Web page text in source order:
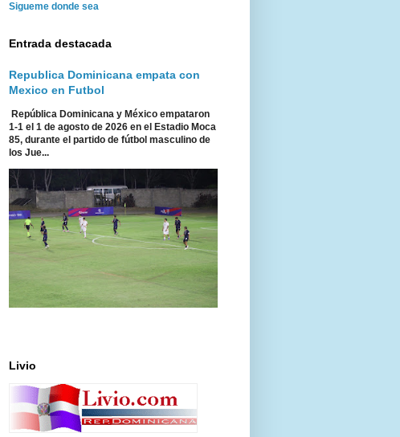
Sigueme donde sea
Entrada destacada
Republica Dominicana empata con
Mexico en Futbol
República Dominicana y México empataron
1-1 el 1 de agosto de 2026 en el Estadio Moca
85, durante el partido de fútbol masculino de
los Jue...
Livio